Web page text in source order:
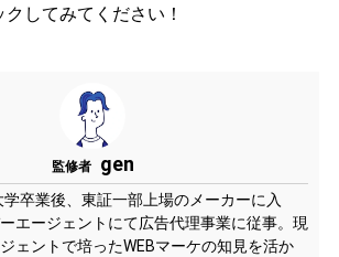
してみてください！
監修者 gen
卒業後、東証一部上場のメーカーに入
エージェントにて広告代理事業に従事。現
ェントで培ったWEBマーケの知見を活か